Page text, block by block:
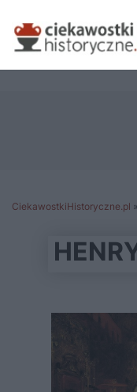
CiekawostkiHistoryczne.pl »